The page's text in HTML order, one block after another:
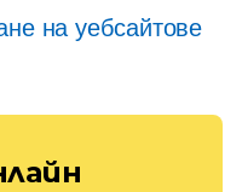
на уебсайтове